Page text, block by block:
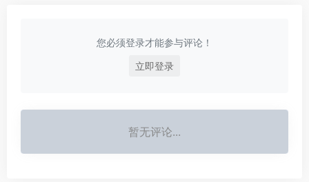
您必须登录才能参与评论！
立即登录
暂无评论...